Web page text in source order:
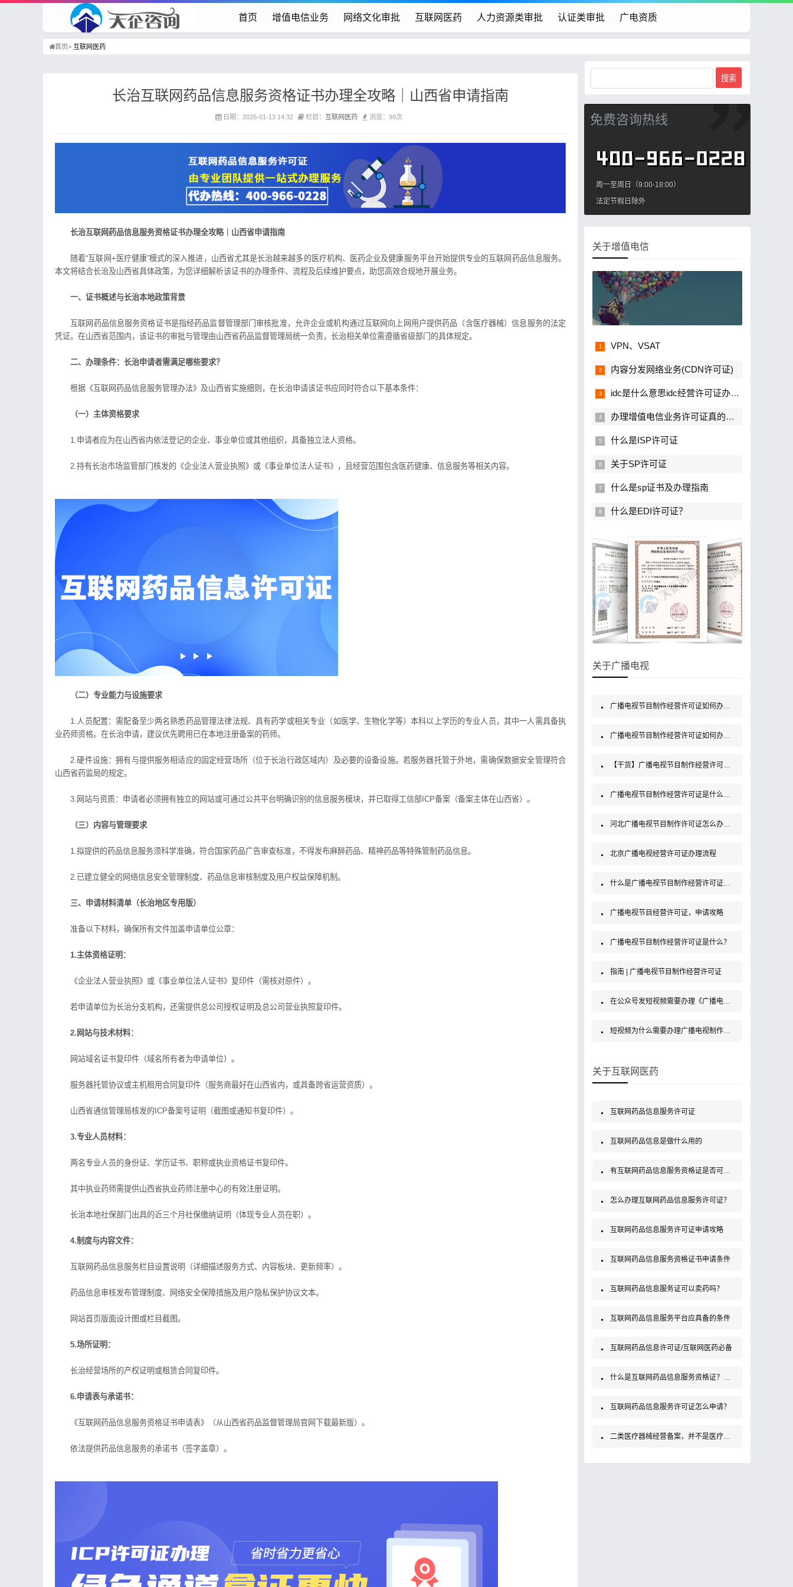
首页 增值电信业务 网络文化审批 互联网医药 人力资源类审批 认证类审批 广电资质
首页> 互联网医药
长治互联网药品信息服务资格证书办理全攻略｜山西省申请指南
日期：2026-01-13 14:32 栏目： 互联网医药 浏览：99次
长治互联网药品信息服务资格证书办理全攻略｜山西省申请指南
随着“互联网+医疗健康”模式的深入推进，山西省尤其是长治越来越多的医疗机构、医药企业及健康服务平台开始提供专业的互联网药品信息服务。
本文将结合长治及山西省具体政策，为您详细解析该证书的办理条件、流程及后续维护要点，助您高效合规地开展业务。
一、证书概述与长治本地政策背景
互联网药品信息服务资格证书是指经药品监督管理部门审核批准，允许企业或机构通过互联网向上网用户提供药品（含医疗器械）信息服务的法定
凭证。在山西省范围内，该证书的审批与管理由山西省药品监督管理局统一负责，长治相关单位需遵循省级部门的具体规定。
二、办理条件：长治申请者需满足哪些要求？
根据《互联网药品信息服务管理办法》及山西省实施细则，在长治申请该证书应同时符合以下基本条件：
（一）主体资格要求
1.申请者应为在山西省内依法登记的企业、事业单位或其他组织，具备独立法人资格。
2.持有长治市场监管部门核发的《企业法人营业执照》或《事业单位法人证书》，且经营范围包含医药健康、信息服务等相关内容。
（二）专业能力与设施要求
1.人员配置：需配备至少两名熟悉药品管理法律法规、具有药学或相关专业（如医学、生物化学等）本科以上学历的专业人员，其中一人需具备执
业药师资格。在长治申请，建议优先聘用已在本地注册备案的药师。
2.硬件设施：拥有与提供服务相适应的固定经营场所（位于长治行政区域内）及必要的设备设施。若服务器托管于外地，需确保数据安全管理符合
山西省药监局的规定。
3.网站与资质：申请者必须拥有独立的网站或可通过公共平台明确识别的信息服务模块，并已取得工信部ICP备案（备案主体在山西省）。
（三）内容与管理要求
1.拟提供的药品信息服务须科学准确，符合国家药品广告审查标准，不得发布麻醉药品、精神药品等特殊管制药品信息。
2.已建立健全的网络信息安全管理制度、药品信息审核制度及用户权益保障机制。
三、申请材料清单（长治地区专用版）
准备以下材料，确保所有文件加盖申请单位公章：
1.主体资格证明：
《企业法人营业执照》或《事业单位法人证书》复印件（需核对原件）。
若申请单位为长治分支机构，还需提供总公司授权证明及总公司营业执照复印件。
2.网站与技术材料：
网站域名证书复印件（域名所有者为申请单位）。
服务器托管协议或主机租用合同复印件（服务商最好在山西省内，或具备跨省运营资质）。
山西省通信管理局核发的ICP备案号证明（截图或通知书复印件）。
3.专业人员材料：
两名专业人员的身份证、学历证书、职称或执业资格证书复印件。
其中执业药师需提供山西省执业药师注册中心的有效注册证明。
长治本地社保部门出具的近三个月社保缴纳证明（体现专业人员在职）。
4.制度与内容文件：
互联网药品信息服务栏目设置说明（详细描述服务方式、内容板块、更新频率）。
药品信息审核发布管理制度、网络安全保障措施及用户隐私保护协议文本。
网站首页版面设计图或栏目截图。
5.场所证明：
长治经营场所的产权证明或租赁合同复印件。
6.申请表与承诺书：
《互联网药品信息服务资格证书申请表》（从山西省药品监督管理局官网下载最新版）。
依法提供药品信息服务的承诺书（签字盖章）。
免费咨询热线
周一至周日（9:00-18:00）
法定节假日除外
关于增值电信
VPN、VSAT
内容分发网络业务(CDN许可证)
idc是什么意思idc经营许可证办理流程
办理增值电信业务许可证真的很难吗？
什么是ISP许可证
关于SP许可证
什么是sp证书及办理指南
什么是EDI许可证？
关于广播电视
广播电视节目制作经营许可证如何办理？
广播电视节目制作经营许可证如何办理？
【干货】广播电视节目制作经营许可证如何办理？
广播电视节目制作经营许可证是什么证？办理条件及材料
河北广播电视节目制作许可证怎么办理，需要准备什么材料？
北京广播电视经营许可证办理流程
什么是广播电视节目制作经营许可证？如何办理？
广播电视节目经营许可证，申请攻略
广播电视节目制作经营许可证是什么？
指南 | 广播电视节目制作经营许可证
在公众号发短视频需要办理《广播电视制作经营许可证》吗？
短视频为什么需要办理广播电视制作经营许可证？
关于互联网医药
互联网药品信息服务许可证
互联网药品信息是做什么用的
有互联网药品信息服务资格证是否可以销售药品？
怎么办理互联网药品信息服务许可证？
互联网药品信息服务许可证申请攻略
互联网药品信息服务资格证书申请条件
互联网药品信息服务证可以卖药吗？
互联网药品信息服务平台应具备的条件
互联网药品信息许可证/互联网医药必备
什么是互联网药品信息服务资格证？如何办理？
互联网药品信息服务许可证怎么申请？
二类医疗器械经营备案，并不是医疗器械经营许可证！大家要知道哦！